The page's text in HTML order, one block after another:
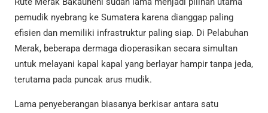
pemudik nyebrang ke Sumatera karena dianggap paling
efisien dan memiliki infrastruktur paling siap. Di Pelabuhan
Merak, beberapa dermaga dioperasikan secara simultan
untuk melayani kapal kapal yang berlayar hampir tanpa jeda,
terutama pada puncak arus mudik.
Lama penyeberangan biasanya berkisar antara satu